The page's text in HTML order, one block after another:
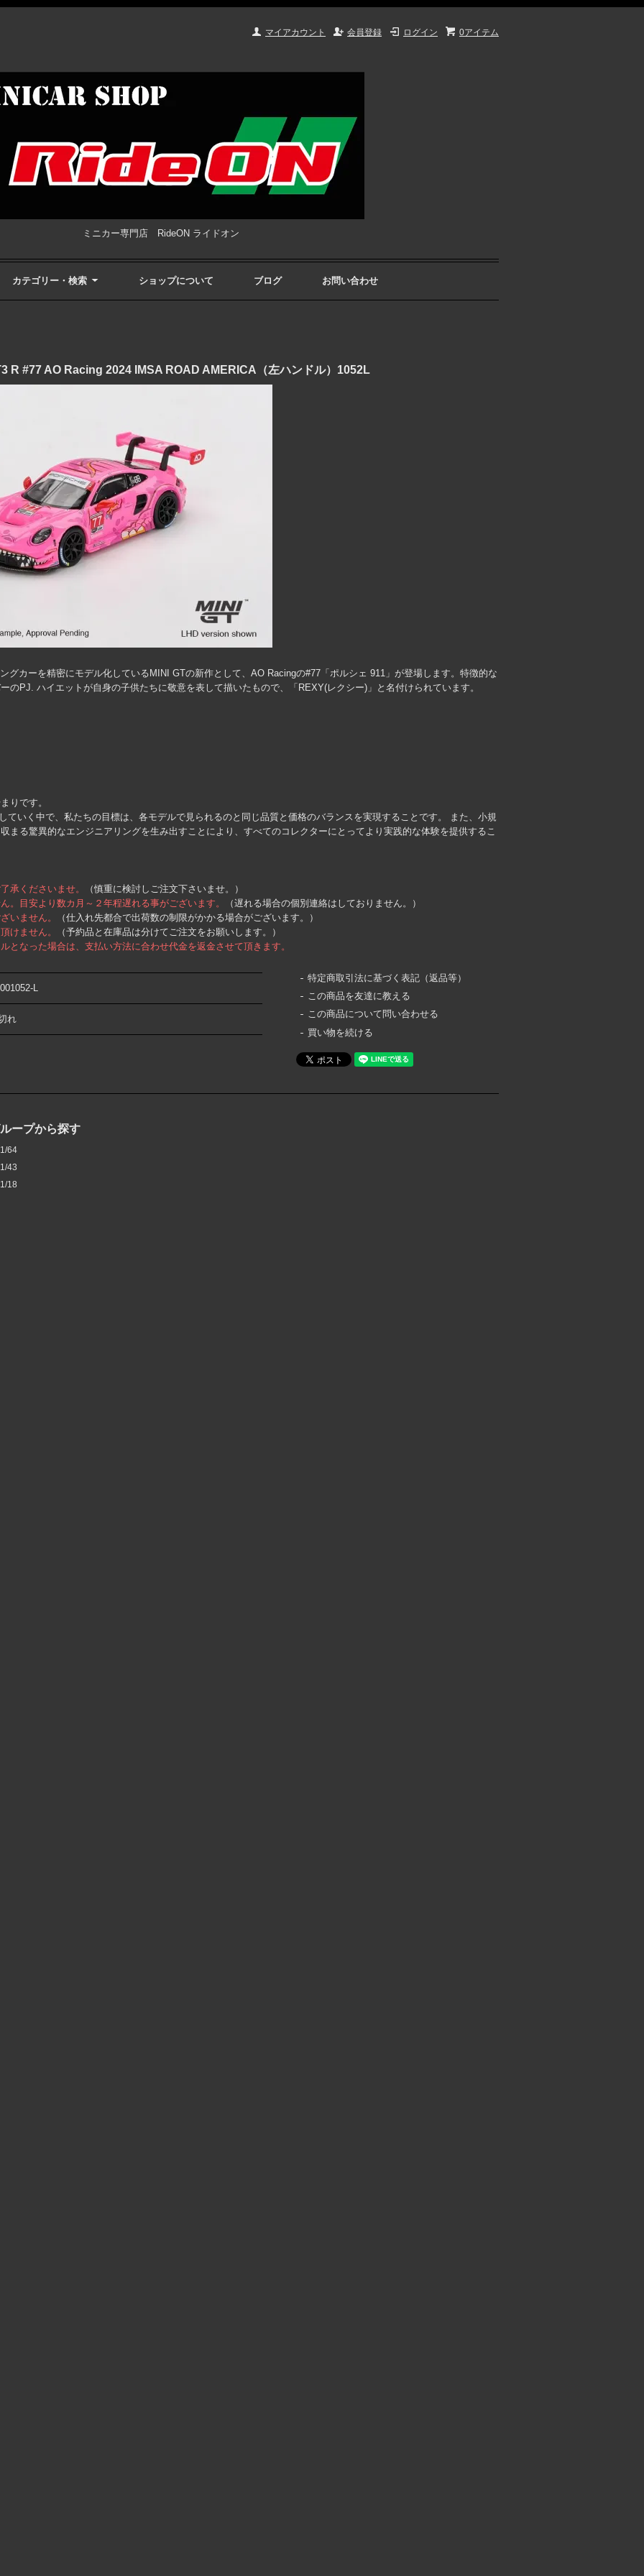
0アイテム
ログイン
会員登録
マイアカウント
ミニカー専門店 RideON ライドオン
カテゴリー・検索 ショップについて ブログ お問い合わせ
R #77 AO Racing 2024 IMSA ROAD AMERICA（左ハンドル）1052L
グカーを精密にモデル化しているMINI GTの新作として、AO Racingの#77「ポルシェ 911」が登場します。特徴的な
のPJ. ハイエットが自身の子供たちに敬意を表して描いたもので、「REXY(レクシー)」と名付けられています。
りです。
ていく中で、私たちの目標は、各モデルで見られるのと同じ品質と価格のバランスを実現することです。 また、小規
まる驚異的なエンジニアリングを生み出すことにより、すべてのコレクターにとってより実践的な体験を提供するこ
承くださいませ。
（慎重に検討しご注文下さいませ。）
。目安より数カ月～２年程遅れる事がございます。
（遅れる場合の個別連絡はしておりません。）
いません。
（仕入れ先都合で出荷数の制限がかかる場合がございます。）
けません。
（予約品と在庫品は分けてご注文をお願いします。）
となった場合は、支払い方法に合わせ代金を返金させて頂きます。
L
れ
特定商取引法に基づく表記（返品等）
この商品を友達に教える
この商品について問い合わせる
買い物を続ける
ープから探す
1/64
1/43
1/18